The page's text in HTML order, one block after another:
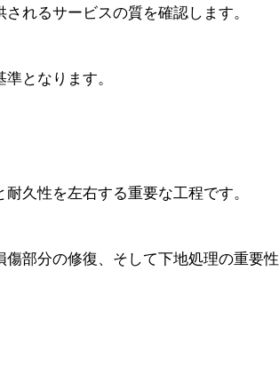
れるサービスの質を確認します。
となります。
久性を左右する重要な工程です。
部分の修復、そして下地処理の重要性